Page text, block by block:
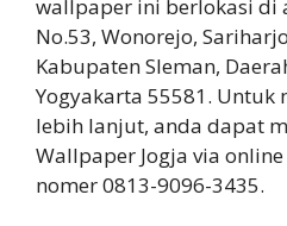
wallpaper ini berlokasi di
No.53, Wonorejo,
Kabupaten Sleman,
Yogyakarta 55581.
lebih lanjut, anda dapat
Wallpaper Jogja via
nomer 0813-9096-3435.